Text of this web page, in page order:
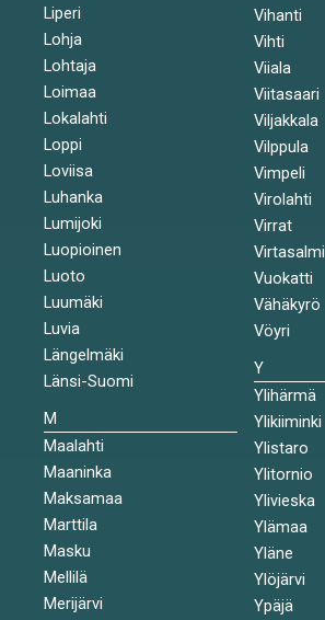
Liperi
Lohja
Lohtaja
Loimaa
Lokalahti
Loppi
Loviisa
Luhanka
Lumijoki
Luopioinen
Luoto
Luumäki
Luvia
Längelmäki
Länsi-Suomi
M
Maalahti
Maaninka
Maksamaa
Marttila
Masku
Mellilä
Merijärvi
Vihanti
Vihti
Viiala
Viitasaari
Viljakkala
Vilppula
Vimpeli
Virolahti
Virrat
Virtasalmi
Vuokatti
Vähäkyrö
Vöyri
Y
Ylihärmä
Ylikiiminki
Ylistaro
Ylitornio
Ylivieska
Ylämaa
Yläne
Ylöjärvi
Ypäjä